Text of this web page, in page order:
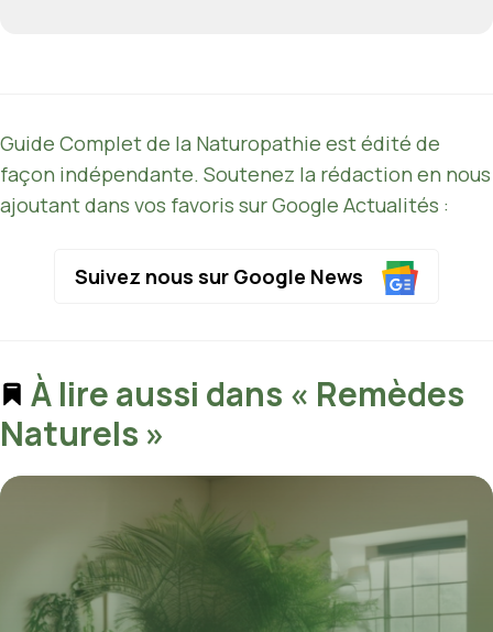
Guide Complet de la Naturopathie est édité de
façon indépendante. Soutenez la rédaction en nous
ajoutant dans vos favoris sur Google Actualités :
Suivez nous sur Google News
À lire aussi dans « Remèdes
Naturels »